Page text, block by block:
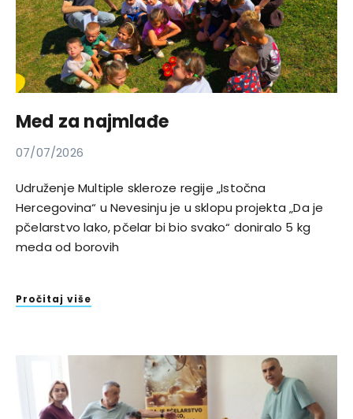
Med za najmlađe
07/07/2026
Udruženje Multiple skleroze regije „Istočna
Hercegovina“ u Nevesinju je u sklopu projekta „Da je
pčelarstvo lako, pčelar bi bio svako“ doniralo 5 kg
meda od borovih
Pročitaj više